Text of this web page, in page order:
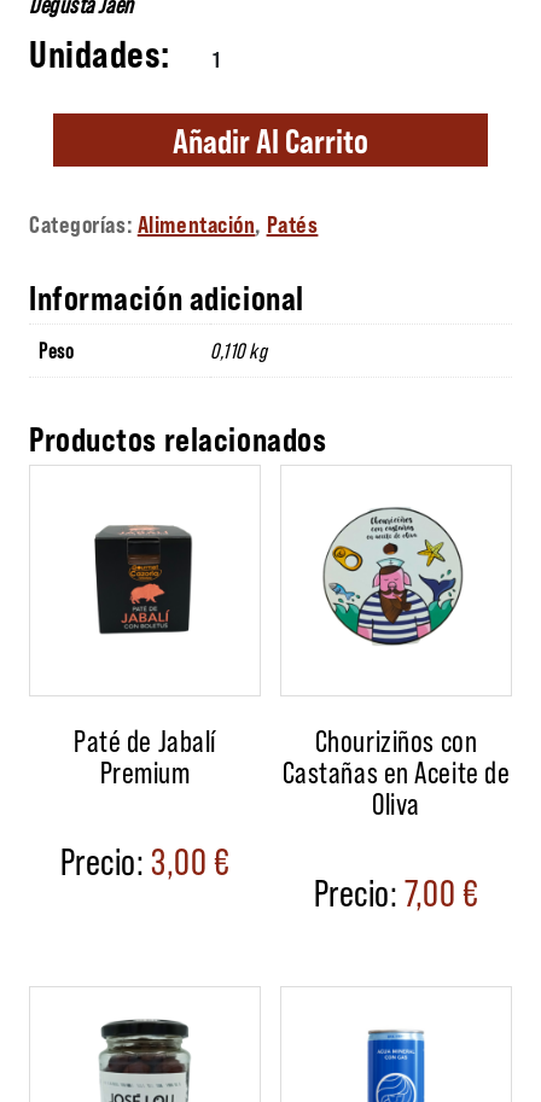
Paté de Morcilla con Piñones cantidad
Añadir Al Carrito
Categorías: Alimentación, Patés
Información adicional
Peso 0,110 kg
Productos relacionados
Paté de Jabalí
Premium
3,00€
Chouriziños con
Castañas en Aceite de
Oliva
7,00€